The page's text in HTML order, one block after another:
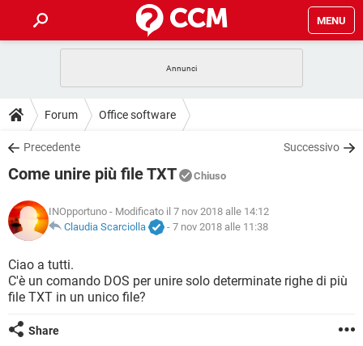
MENU
INTRATTENIMENTO
iOS
INSTAGRAM WHATSAPP
TIKTOK
HARDWARE
GUIDE
COVID-19
INSTAGRAM WHATSAPP
TIKTOK
HARDWARE
DOWNLOAD
COVID-19 GAMING
INTRATTENIMENTO
iOS WINDOWS 10
INSTAGRAM
TIKTOK FACEBOOK
COVID-19 GAMING
INTRATTENIMENTO
iOS
INSTAGRAM
TIKTOK
GLOSSARIO
COVID-19
INTRATTENIMENTO ANDROID
INSTAGRAM
Forum Office software
Precedente Successivo
Come unire più file TXT Chiuso
INOpportuno - Modificato il 7 nov 2018 alle 14:12
Claudia Scarciolla
- 7 nov 2018 alle 11:38
Ciao a tutti.
C'è un comando DOS per unire solo determinate righe di più
file TXT in un unico file?
Share